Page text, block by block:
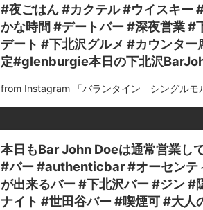
#夜ごはん #カクテル #ウイスキー
かな時間 #デートバー #深夜営業
デート #下北沢グルメ #カウンタ
定#glenburgie本日の下北沢
from Instagram 「バランタイン シングル
本日もBar John Doeは通常営業し
#バー #authenticbar #オーセンテ
が出来るバー #下北沢バー #ジン #
ナイト #世田谷バー #喫煙可 #大